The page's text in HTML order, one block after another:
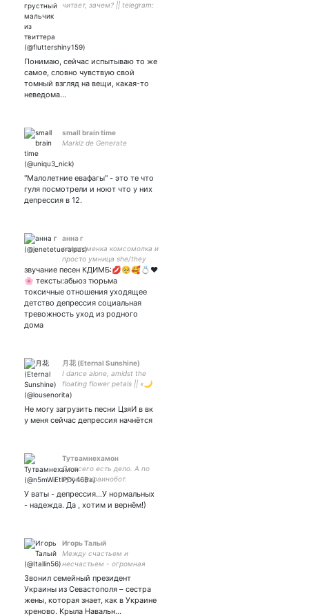
читает, зачем? || telegram:
Понимаю, сейчас испытываю то же
самое, словно чувствую свой
томный взгляд на вещи, какая-то
неведома…
small brain time
Markiz de Generate
"Малолетние евафагы" - это те что
гуля посмотрели и ноют что у них
депрессия в 12.
анна г
спортсменка комсомолка и
просто умница she/they
(она/её) l intj
звучание песен КДИМБ:💋🥺🥰💍❤️
🌸 тексты:абьюз тюрьма
токсичные отношения уходящее
детство депрессия социальная
тревожность уход из родного
дома
月花 (Eternal Sunshine)
I dance alone, amidst the
floating flower petals || «🌙
🌸» Дедушка Се「扇子」
Не могу загрузить песни ЦзяИ в вк
у меня сейчас депрессия начнётся
Тутвамнехамон
До всего есть дело. А по
сути - украинобот.
единомышленников.
У ваты - депрессия...У нормальных
- надежда. Да , хотим и вернём!)
Игорь Талый
Между счастьем и
несчастьем - огромная
пропасть. В ней-то я и
Звонил семейный президент
Украины из Севастополя – сестра
жены, которая знает, как в Украине
хреново. Крыла Навальн…